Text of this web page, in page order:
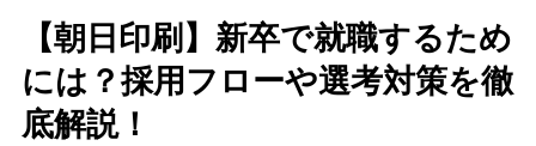
【朝日印刷】新卒で就職するため
には？採用フローや選考対策を徹
底解説！